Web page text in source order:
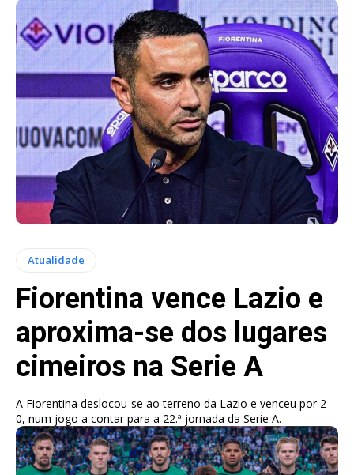
Atualidade
Fiorentina vence Lazio e
aproxima-se dos lugares
cimeiros na Serie A
A Fiorentina deslocou-se ao terreno da Lazio e venceu por 2-
0, num jogo a contar para a 22.ª jornada da Serie A.